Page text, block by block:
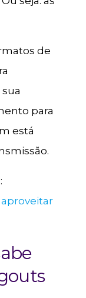
de
para
está
aproveitar